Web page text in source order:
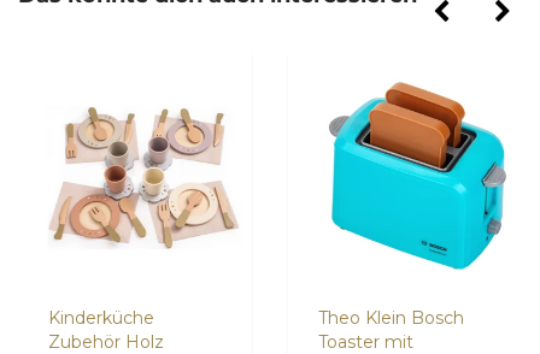
Kinderküche
Zubehör Holz
Theo Klein Bosch
Toaster mit